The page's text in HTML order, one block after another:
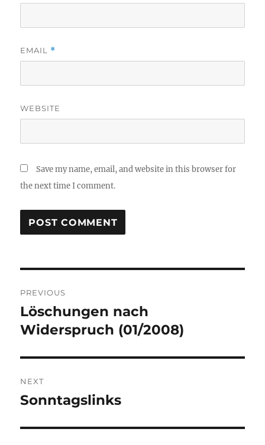
EMAIL *
WEBSITE
Save my name, email, and website in this browser for
the next time I comment.
navigation
PREVIOUS
Previous
post:
Löschungen nach
Widerspruch (01/2008)
NEXT
Next
Sonntagslinks